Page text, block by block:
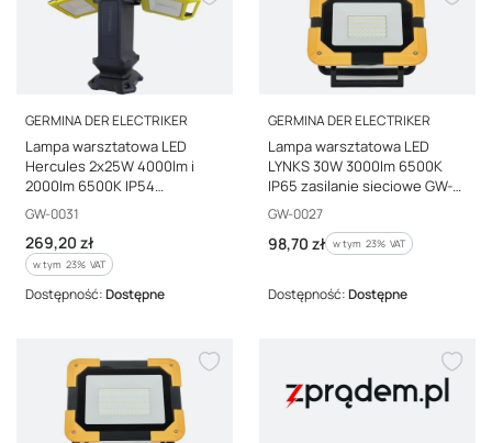
PRODUCENT
GERMINA DER ELECTRIKER
Lampa warsztatowa LED
Hercules 2x25W 4000lm i
2000lm 6500K IP54
powerbank GW-0031
Kod producenta
GW-0031
Cena brutto
269,20 zł
w tym %s VAT
w tym 23% VAT
Dostępność:Dostępne
PRODUCENT
GERMINA DER ELECTRIKER
Lampa warsztatowa LED
LYNKS 30W 3000lm 6500K
IP65 zasilanie sieciowe GW-
0027
Kod producenta
GW-0027
Cena brutto
98,70 zł w tym %s VAT
w tym 23% VAT
Dostępność:Dostępne